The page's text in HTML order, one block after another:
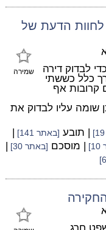
הדעת של
שמירה
לבדוק דירה
כלל כששתי
קרובות אף
שומה עליו לבדוק את
| תובע [באתר 141]
|
| מוסכם [באתר 30]
|
– בית המשפט חרג